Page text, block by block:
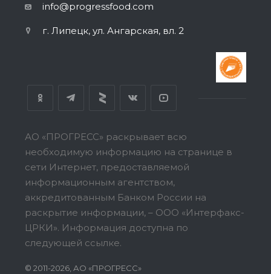
info@progressfood.com
г. Липецк, ул. Ангарская, вл. 2
АО «ПРОГРЕСС» раскрывает всю
необходимую информацию на странице в
сети Интернет, предоставляемой
информационным агентством,
аккредитованным Банком России на
раскрытие информации, – ООО «Интерфакс-
ЦРКИ». Информация доступна по
следующей ссылке.
© 2011-2026, АО «ПРОГРЕСС»